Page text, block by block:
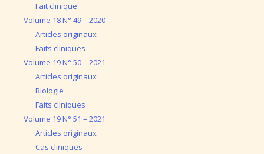
Fait clinique
Volume 18 N° 49 – 2020
Articles originaux
Faits cliniques
Volume 19 N° 50 – 2021
Articles originaux
Biologie
Faits cliniques
Volume 19 N° 51 – 2021
Articles originaux
Cas cliniques